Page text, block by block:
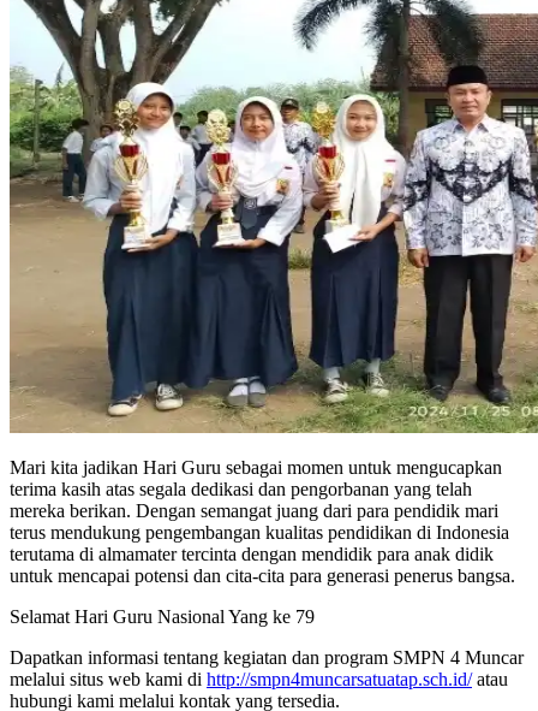
Mari kita jadikan Hari Guru sebagai momen untuk mengucapkan
terima kasih atas segala dedikasi dan pengorbanan yang telah
mereka berikan. Dengan semangat juang dari para pendidik mari
terus mendukung pengembangan kualitas pendidikan di Indonesia
terutama di almamater tercinta dengan mendidik para anak didik
untuk mencapai potensi dan cita-cita para generasi penerus bangsa.
Selamat Hari Guru Nasional Yang ke 79
Dapatkan informasi tentang kegiatan dan program SMPN 4 Muncar
melalui situs web kami di http://smpn4muncarsatuatap.sch.id/atau
hubungi kami melalui kontak yang tersedia.